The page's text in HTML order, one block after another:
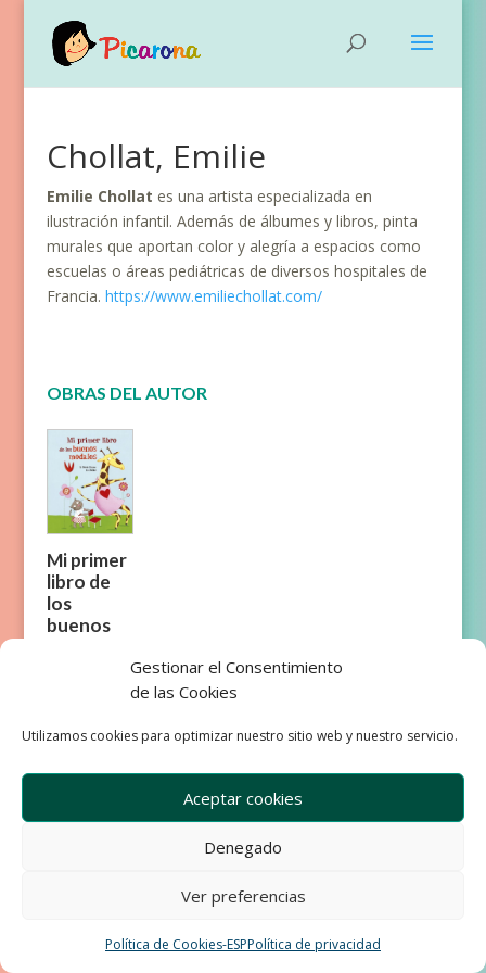
Gestionar el Consentimiento
de las Cookies
Utilizamos cookies para optimizar nuestro sitio web y nuestro servicio.
Aceptar cookies
Denegado
Ver preferencias
Política de Cookies-ESPPolítica de privacidad
Chollat, Emilie
Emilie Chollat es una artista especializada en
ilustración infantil. Además de álbumes y libros, pinta
murales que aportan color y alegría a espacios como
escuelas o áreas pediátricas de diversos hospitales de
Francia. https://www.emiliechollat.com/
OBRAS DEL AUTOR
Mi primer
libro de
los
buenos
Empresa
Aviso Legal
Política de privacidad
Política de Cookies
Development & Design by Ixole